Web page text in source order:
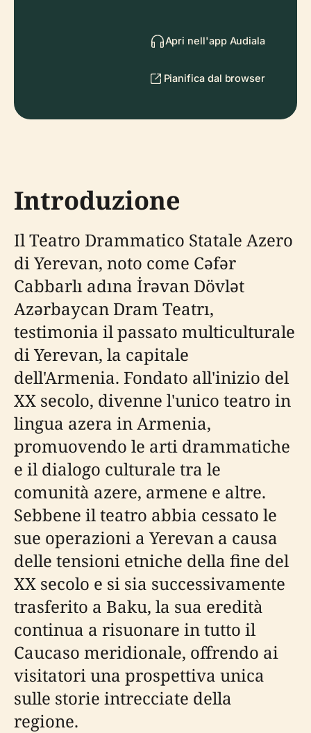
Apri nell'app Audiala
Pianifica dal browser
Introduzione
Il Teatro Drammatico Statale Azero
di Yerevan, noto come Cəfər
Cabbarlı adına İrəvan Dövlət
Azərbaycan Dram Teatrı,
testimonia il passato multiculturale
di Yerevan, la capitale
dell'Armenia. Fondato all'inizio del
XX secolo, divenne l'unico teatro in
lingua azera in Armenia,
promuovendo le arti drammatiche
e il dialogo culturale tra le
comunità azere, armene e altre.
Sebbene il teatro abbia cessato le
sue operazioni a Yerevan a causa
delle tensioni etniche della fine del
XX secolo e si sia successivamente
trasferito a Baku, la sua eredità
continua a risuonare in tutto il
Caucaso meridionale, offrendo ai
visitatori una prospettiva unica
sulle storie intrecciate della
regione.